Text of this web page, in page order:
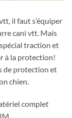
il faut s’équiper
cani vtt. Mais
traction et
à la protection!
de protection et
chien.
complet